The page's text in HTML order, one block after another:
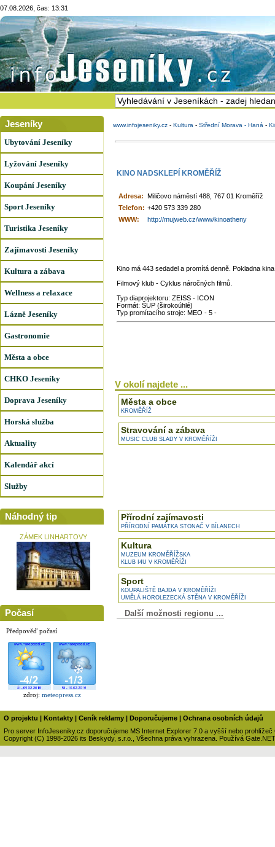
07.08.2026, čas: 13:31
Jeseníky
Ubytování Jeseníky
Lyžování Jeseníky
Koupání Jeseníky
Sport Jeseníky
Turistika Jeseníky
Zajímavosti Jeseníky
Kultura a zábava
Wellness a relaxace
Lázně Jeseníky
Gastronomie
Města a obce
CHKO Jeseníky
Doprava Jeseníky
Horská služba
Aktuality
Kalendář akcí
Služby
Náhodný tip
ZÁMEK LINHARTOVY
Počasí
Předpověď počasí
zdroj: meteopress.cz
www.infojeseniky.cz - Kultura - Střední Morava - Haná -
KINO NADSKLEPÍ KROMĚŘÍŽ
Adresa: Miličovo náměstí 488, 767 01 Kroměříž
Telefon: +420 573 339 280
WWW:
http://mujweb.cz/www/kinoatheny
Kino má 443 sedadel a promítá denně. Pokladna
Filmový klub - Cyklus náročných filmů.
Typ diaprojektoru: ZEISS - ICON
Formát: ŠUP (širokoúhlé)
Typ promítacího stroje: MEO - 5 -
V okolí najdete ...
Města a obce
KROMĚŘÍŽ
Stravování a zábava
MUSIC CLUB SLADY V KROMĚŘÍŽI
Přírodní zajímavosti
PŘÍRODNÍ PAMÁTKA STONAČ V BÍLANECH
Kultura
MUZEUM KROMĚŘÍŽSKA
KLUB I4U V KROMĚŘÍŽI
Sport
KOUPALIŠTĚ BAJDA V KROMĚŘÍŽI
UMĚLÁ HOROLEZECKÁ STĚNA V KROMĚŘÍŽI
Další možnosti regionu ...
O projektu | Kontakty | Ceník reklamy | Doporučujeme | Ochrana osobních údajů
Pro server InfoJeseniky.cz doporučujeme MS Internet Explorer 7.0 a vyšší nebo prohlížeč
Copyright (C) 1998-2026 its Beskydy, s.r.o., Všechna práva vyhrazena. Používá